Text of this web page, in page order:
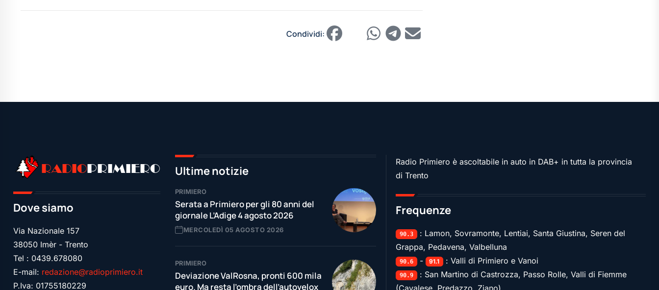
Condividi:
RADIOPRIMIERO
Dove siamo
Via Nazionale 157
38050 Imèr - Trento
Tel : 0439.678080
E-mail: redazione@radioprimiero.it
P.Iva: 01755180229
Ultime notizie
PRIMIERO
Serata a Primiero per gli 80 anni del
giornale L’Adige 4 agosto 2026
MERCOLEDÌ 05 AGOSTO 2026
PRIMIERO
Deviazione ValRosna, pronti 600 mila
euro. Ma resta l’ombra dell’autovelox
Radio Primiero è ascoltabile in auto in DAB+ in tutta la provincia
di Trento
Frequenze
90.3 : Lamon, Sovramonte, Lentiai, Santa Giustina, Seren del
Grappa, Pedavena, Valbelluna
90.6 - 91.1 : Valli di Primiero e Vanoi
90.9 : San Martino di Castrozza, Passo Rolle, Valli di Fiemme
(Cavalese, Predazzo, Ziano)